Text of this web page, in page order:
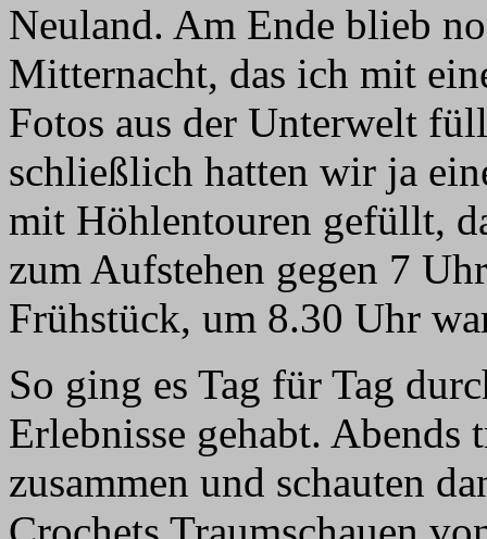
Neuland. Am Ende blieb
Mitternacht, das ich mit
Fotos aus der Unterwelt
schließlich hatten wir ja
mit Höhlentouren gefüllt,
zum Aufstehen gegen 7
Frühstück, um 8.30 Uhr
So ging es Tag für Tag
Erlebnisse gehabt. Abends
zusammen und schauten